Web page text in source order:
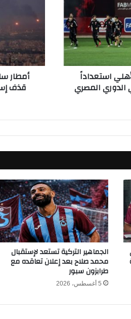
استعداداً
المصري
ا
م
ة
ع
س
ا
ء
ط
ه
ر
ا
ن
ع
أمطار
قذف
الجماهير التركية تستعد لإستقبال
محمد صلاح بعد إعلان تعاقده مع
طرابزون سبور
5 أغسطس، 2026